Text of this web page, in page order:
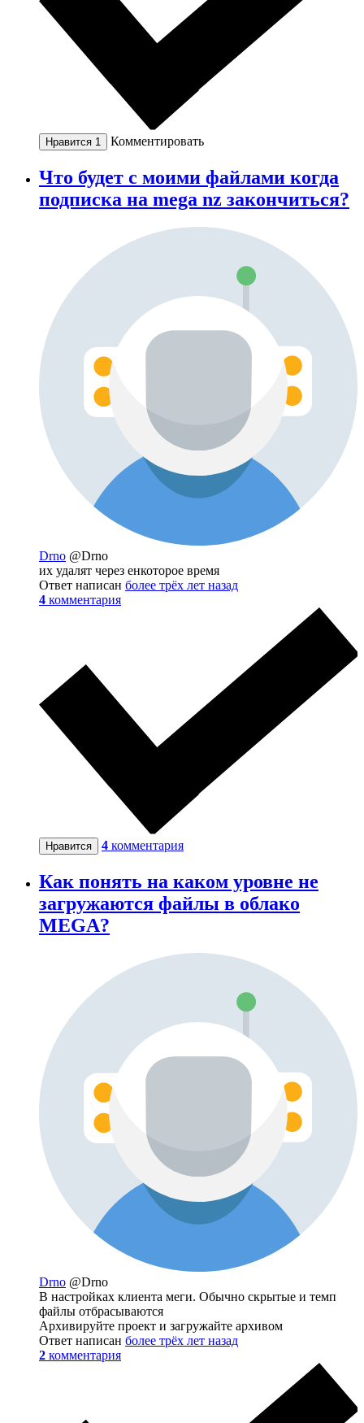
Нравится 1 Комментировать
Что будет с моими файлами когда
подписка на mega nz закончиться?
Drno @Drno
их удалят через енкоторое время
Ответ написан более трёх лет назад
4 комментария
Нравится 4 комментария
Как понять на каком уровне не
загружаются файлы в облако
MEGA?
Drno @Drno
В настройках клиента меги. Обычно скрытые и темп
файлы отбрасываются
Архивируйте проект и загружайте архивом
Ответ написан более трёх лет назад
2 комментария